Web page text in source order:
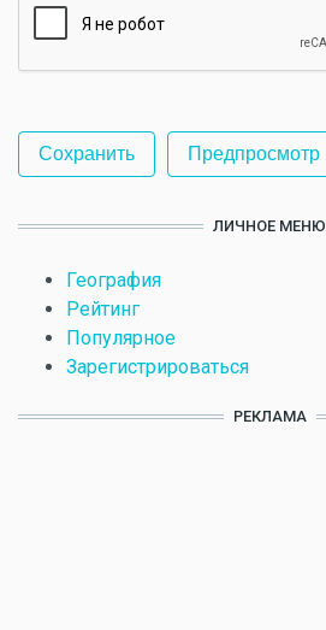
ЛИЧНОЕ МЕНЮ
География
Рейтинг
Популярное
Зарегистрироваться
РЕКЛАМА